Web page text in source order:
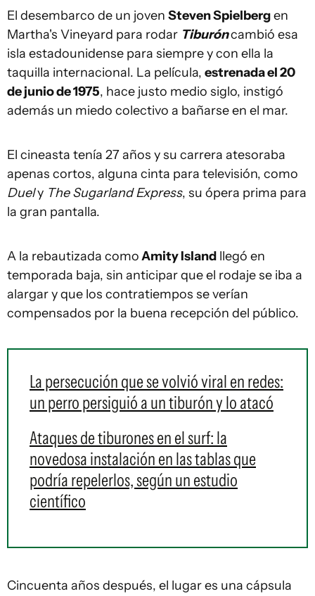
El desembarco de un joven Steven Spielbergen
Martha's Vineyard para rodar Tiburóncambió esa
isla estadounidense para siempre y con ella la
taquilla internacional. La película, estrenada el 20
de junio de 1975, hace justo medio siglo, instigó
además un miedo colectivo a bañarse en el mar.
El cineasta tenía 27 años y su carrera atesoraba
apenas cortos, alguna cinta para televisión, como
Duely The Sugarland Express, su ópera prima para
la gran pantalla.
A la rebautizada comoAmity Island llegó en
temporada baja, sin anticipar que el rodaje se iba a
alargar y que los contratiempos se verían
compensados por la buena recepción del público.
La persecución que se volvió viral en redes:
un perro persiguió a un tiburón y lo atacó
Ataques de tiburones en el surf: la
novedosa instalación en las tablas que
podría repelerlos, según un estudio
científico
Cincuenta años después, el lugar es una cápsula